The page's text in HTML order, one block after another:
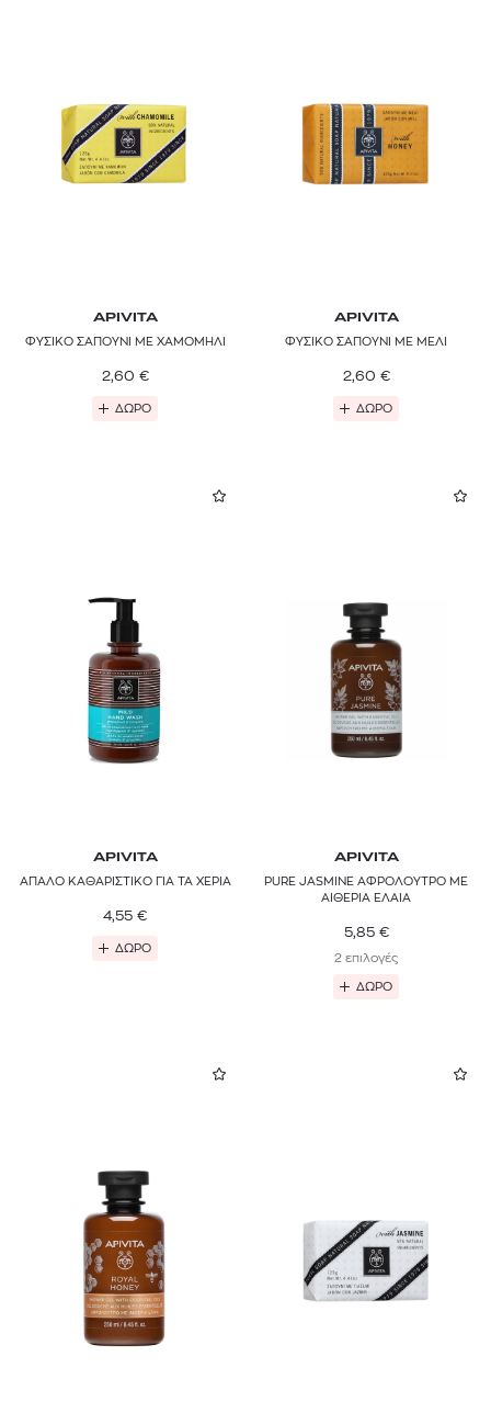
APIVITA
ΦΥΣΙΚΟ ΣΑΠΟΥΝΙ ΜΕ ΧΑΜΟΜΗΛΙ
2,60 €
ΔΩΡΟ
APIVITA
ΦΥΣΙΚΟ ΣΑΠΟΥΝΙ ΜΕ ΜΕΛΙ
2,60 €
ΔΩΡΟ
APIVITA
ΑΠΑΛΟ ΚΑΘΑΡΙΣΤΙΚΟ ΓΙΑ ΤΑ ΧΕΡΙΑ
4,55 €
ΔΩΡΟ
APIVITA
PURE JASMINE ΑΦΡΟΛΟΥΤΡΟ ΜΕ
ΑΙΘΕΡΙΑ ΕΛΑΙΑ
5,85 €
2 επιλογές
ΔΩΡΟ